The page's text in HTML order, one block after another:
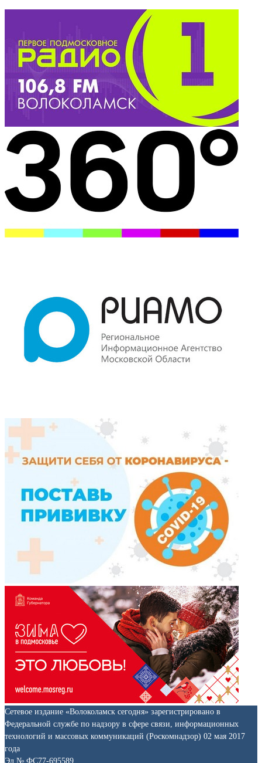
Сетевое издание «Волоколамск сегодня» зарегистрировано в
Федеральной службе по надзору в сфере связи, информационных
технологий и массовых коммуникаций (Роскомнадзор) 02 мая 2017
года
Эл № ФС77-695589